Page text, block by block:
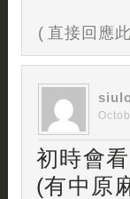
( 直接回應
初時會
(有中原